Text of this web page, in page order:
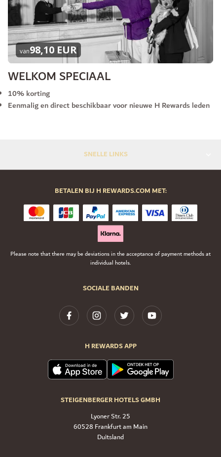
van98,10 EUR
WELKOM SPECIAAL
10% korting
Eenmalig en direct beschikbaar voor nieuwe H Rewards leden
SNELLE LINKS
SOCIALE BANDEN
H REWARDS APP
STEIGENBERGER HOTELS GMBH
Lyoner Str. 25
60528 Frankfurt am Main
Duitsland
BETALEN BIJ H REWARDS.COM MET:
Please note that there may be deviations in the acceptance of payment methods at
individual hotels.